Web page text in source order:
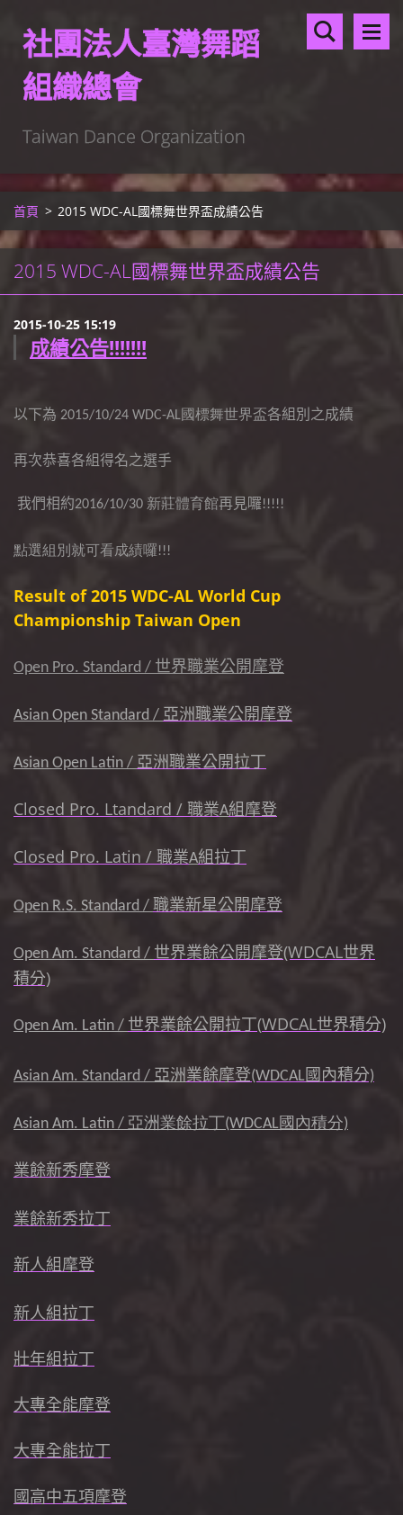
社團法人臺灣舞蹈
組織總會
Taiwan Dance Organization
首頁 > 2015 WDC-AL國標舞世界盃成績公告
2015 WDC-AL國標舞世界盃成績公告
2015-10-25 15:19
成績公告!!!!!!!
以下為 2015/10/24 WDC-AL國標舞世界盃各組別之成績
再次恭喜各組得名之選手
我們相約2016/10/30 新莊體育館再見囉!!!!!
點選組別就可看成績囉!!!
Result of 2015 WDC-AL World Cup
Championship Taiwan Open
Open Pro. Standard / 世界職業公開摩登
Asian Open Standard / 亞洲職業公開摩登
Asian Open Latin / 亞洲職業公開拉丁
Closed Pro. Ltandard / 職業A組摩登
Closed Pro. Latin / 職業A組拉丁
Open R.S. Standard / 職業新星公開摩登
Open Am. Standard / 世界業餘公開摩登(WDCAL世界
積分)
Open Am. Latin / 世界業餘公開拉丁(WDCAL世界積分)
Asian Am. Standard / 亞洲 業餘摩登(WDCAL國內積分)
Asian Am. Latin / 亞洲業餘拉丁(WDCAL國內積分)
業餘新秀摩登
業餘新秀拉丁
新人組摩登
新人組拉丁
壯年組拉丁
大專全能摩登
大專全能拉丁
國高中五項摩登